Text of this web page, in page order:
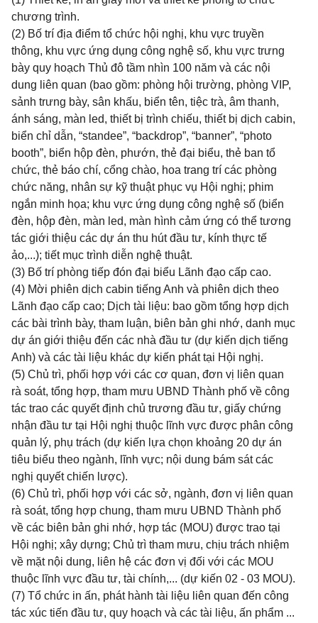
chương trình.
(2) Bố trí địa điểm tổ chức hội nghị, khu vực truyền
thông, khu vực ứng dụng công nghệ số, khu vực trưng
bày quy hoạch Thủ đô tầm nhìn 100 năm và các nội
dung liên quan (bao gồm: phòng hội trường, phòng VIP,
sảnh trưng bày, sân khấu, biển tên, tiệc trà, âm thanh,
ánh sáng, màn led, thiết bị trình chiếu, thiết bị dịch cabin,
biển chỉ dẫn, “standee”, “backdrop”, “banner”, “photo
booth”, biển hộp đèn, phướn, thẻ đại biểu, thẻ ban tổ
chức, thẻ báo chí, cổng chào, hoa trang trí các phòng
chức năng, nhân sự kỹ thuật phục vụ Hội nghị; phim
ngắn minh họa; khu vực ứng dụng công nghệ số (biển
đèn, hộp đèn, màn led, màn hình cảm ứng có thể tương
tác giới thiệu các dự án thu hút đầu tư, kính thực tế
ảo,...); tiết mục trình diễn nghệ thuật.
(3) Bố trí phòng tiếp đón đại biểu Lãnh đạo cấp cao.
(4) Mời phiên dịch cabin tiếng Anh và phiên dịch theo
Lãnh đạo cấp cao; Dịch tài liệu: bao gồm tổng hợp dịch
các bài trình bày, tham luận, biên bản ghi nhớ, danh mục
dự án giới thiệu đến các nhà đầu tư (dự kiến dịch tiếng
Anh) và các tài liệu khác dự kiến phát tại Hội nghị.
(5) Chủ trì, phối hợp với các cơ quan, đơn vị liên quan
rà soát, tổng hợp, tham mưu UBND Thành phố về công
tác trao các quyết định chủ trương đầu tư, giấy chứng
nhận đầu tư tại Hội nghị thuộc lĩnh vực được phân công
quản lý, phụ trách (dự kiến lựa chọn khoảng 20 dự án
tiêu biểu theo ngành, lĩnh vực; nội dung bám sát các
nghị quyết chiến lược).
(6) Chủ trì, phối hợp với các sở, ngành, đơn vị liên quan
rà soát, tổng hợp chung, tham mưu UBND Thành phố
về các biên bản ghi nhớ, hợp tác (MOU) được trao tại
Hội nghị; xây dựng; Chủ trì tham mưu, chịu trách nhiệm
về mặt nội dung, liên hệ các đơn vị đối với các MOU
thuộc lĩnh vực đầu tư, tài chính,... (dự kiến 02 - 03 MOU).
(7) Tổ chức in ấn, phát hành tài liệu liên quan đến công
tác xúc tiến đầu tư, quy hoạch và các tài liệu, ấn phẩm ...